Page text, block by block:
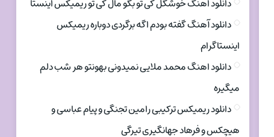
دانلود اهنگ خوشگل کی تو بگو مال کی تو ریمیکس اینستا
دانلود آهنگ گفته بودم اگه برگردی دوباره ریمیکس
اینستاگرام
دانلود اهنگ محمد ملایی نمیدونی بهونتو هر شب دلم
میگیره
دانلود ریمیکس ترکیبی رامین تجنگی و پیام عباسی و
هیچکس و فرهاد جهانگیری تیرگی